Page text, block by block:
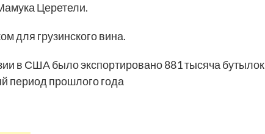
Церетели.
для грузинского вина.
в США было экспортировано 881 тысяча бутылок
период прошлого года